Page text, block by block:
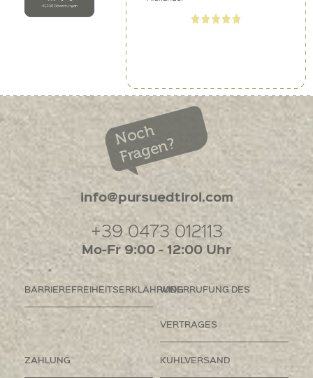
Noch
Fragen?
info@pursuedtirol.com
+39 0473 012113
Mo-Fr 9:00 - 12:00 Uhr
BARRIEREFREIHEITSERKLÄHRUNGWIDERRUFUNG DES
VERTRAGES
ZAHLUNG KÜHLVERSAND